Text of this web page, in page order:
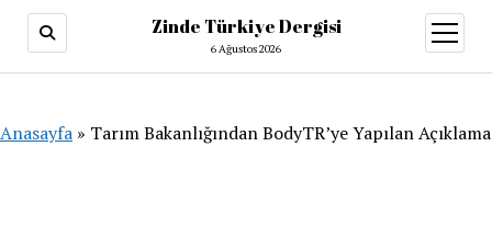
Zinde Türkiye Dergisi
6 Ağustos 2026
aç
Anasayfa » Tarım Bakanlığından BodyTR’ye Yapılan Açıklama